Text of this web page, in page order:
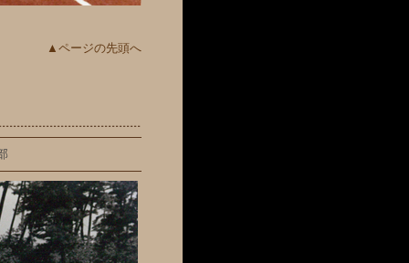
▲ページの先頭へ